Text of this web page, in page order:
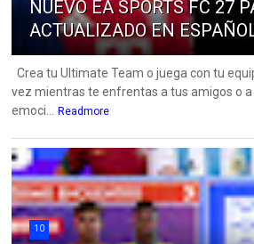
NUEVO EA SPORTS FC 27
ACTUALIZADO EN
Crea tu Ultimate Team o juega con tu
vez mientras te enfrentas a tus amigos o
emoci...
Readmore
10